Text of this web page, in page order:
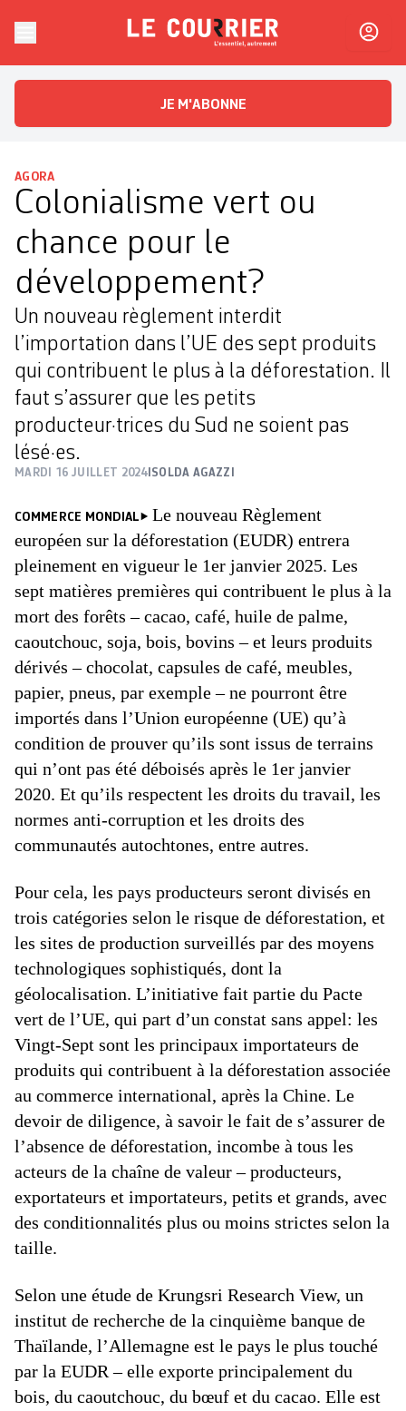
Le CourrierL'essentiel, autrement
JE M'ABONNE
AGORA
Colonialisme vert ou
chance pour le
développement?
Un nouveau règlement interdit
l’importation dans l’UE des sept produits
qui contribuent le plus à la déforestation. Il
faut s’assurer que les petits
producteur·trices du Sud ne soient pas
lésé·es.
MARDI 16 JUILLET 2024ISOLDA AGAZZI
COMMERCE MONDIAL
Le nouveau Règlement
européen sur la déforestation (EUDR) entrera
pleinement en vigueur le 1er janvier 2025. Les
sept matières premières qui contribuent le plus à la
mort des forêts – cacao, café, huile de palme,
caoutchouc, soja, bois, bovins – et leurs produits
dérivés – chocolat, capsules de café, meubles,
papier, pneus, par exemple – ne pourront être
importés dans l’Union européenne (UE) qu’à
condition de prouver qu’ils sont issus de terrains
qui n’ont pas été déboisés après le 1er janvier
2020. Et qu’ils respectent les droits du travail, les
normes anti-corruption et les droits des
communautés autochtones, entre autres.
Pour cela, les pays producteurs seront divisés en
trois catégories selon le risque de déforestation, et
les sites de production surveillés par des moyens
technologiques sophistiqués, dont la
géolocalisation. L’initiative fait partie du Pacte
vert de l’UE, qui part d’un constat sans appel: les
Vingt-Sept sont les principaux importateurs de
produits qui contribuent à la déforestation associée
au commerce international, après la Chine. Le
devoir de diligence, à savoir le fait de s’assurer de
l’absence de déforestation, incombe à tous les
acteurs de la chaîne de valeur – producteurs,
exportateurs et importateurs, petits et grands, avec
des conditionnalités plus ou moins strictes selon la
taille.
Selon une étude de Krungsri Research View, un
institut de recherche de la cinquième banque de
Thaïlande, l’Allemagne est le pays le plus touché
par la EUDR – elle exporte principalement du
bois, du caoutchouc, du bœuf et du cacao. Elle est